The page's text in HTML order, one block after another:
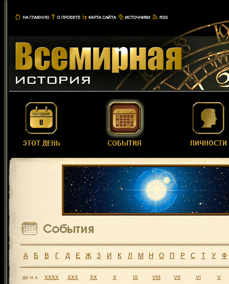
А Б В Г Д Е Ж З И К Л М Н О П Р С Т У Ф
до н.э. XXXX XXX XX X IX VIII VII VI
V